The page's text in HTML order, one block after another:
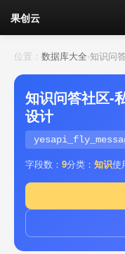
果创云
数据表单
API接口
云存储
流量 剩余接口流量
套餐
位置： 数据库大全›知识问
知识问答社区-
设计
字段数： 9分类： 知识使